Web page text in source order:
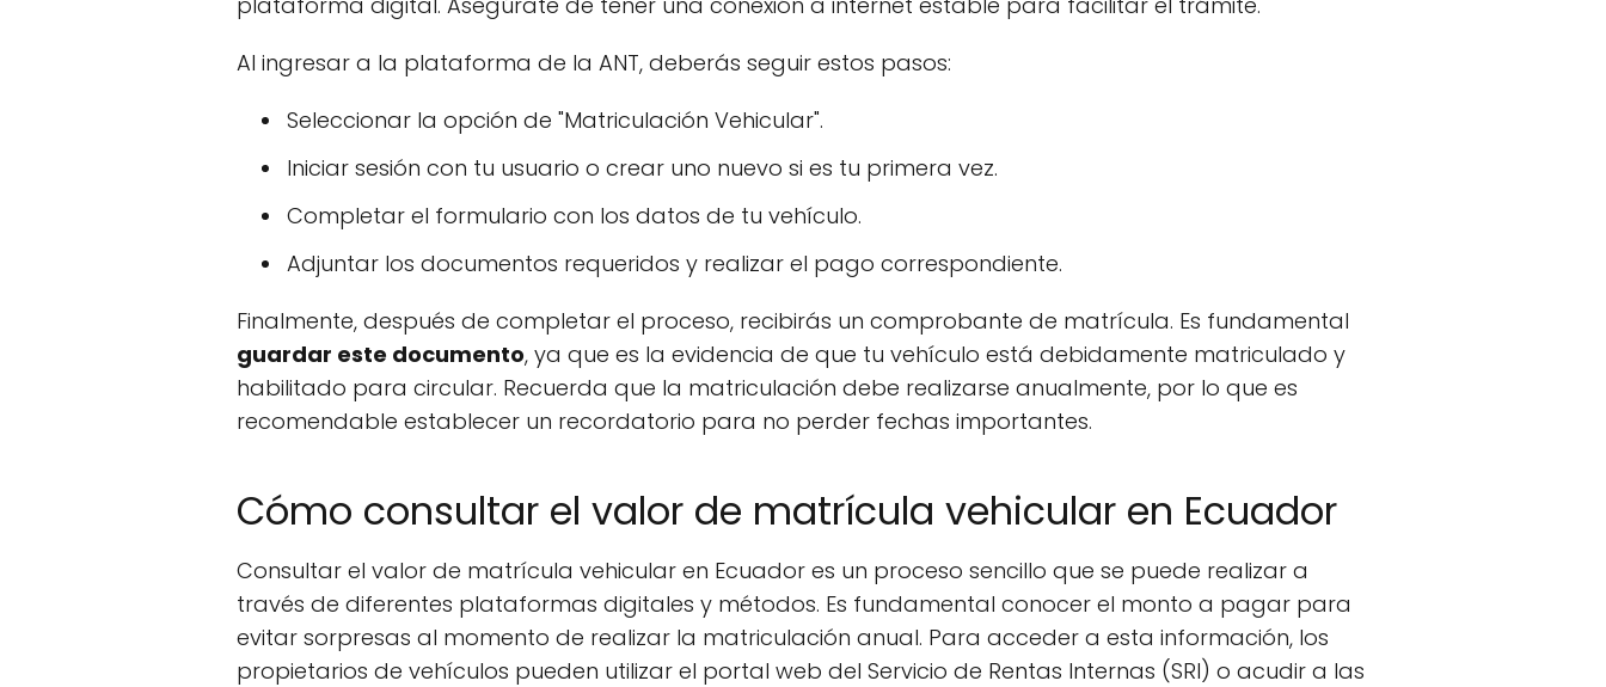
Al ingresar a la plataforma de la ANT, deberás seguir estos pasos:
Seleccionar la opción de "Matriculación Vehicular".
Iniciar sesión con tu usuario o crear uno nuevo si es tu primera vez.
Completar el formulario con los datos de tu vehículo.
Adjuntar los documentos requeridos y realizar el pago correspondiente.
Finalmente, después de completar el proceso, recibirás un comprobante de matrícula. Es fundamental
guardar este documento, ya que es la evidencia de que tu vehículo está debidamente matriculado y
habilitado para circular. Recuerda que la matriculación debe realizarse anualmente, por lo que es
recomendable establecer un recordatorio para no perder fechas importantes.
Cómo consultar el valor de matrícula vehicular en Ecuador
Consultar el valor de matrícula vehicular en Ecuador es un proceso sencillo que se puede realizar a
través de diferentes plataformas digitales y métodos. Es fundamental conocer el monto a pagar para
evitar sorpresas al momento de realizar la matriculación anual. Para acceder a esta información, los
propietarios de vehículos pueden utilizar el portal web del Servicio de Rentas Internas (SRI) o acudir a las